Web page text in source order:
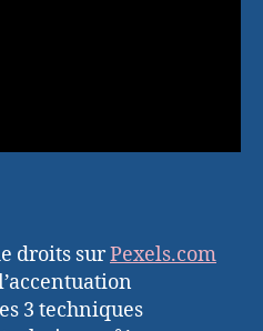
droits surPexels.com
3 techniques